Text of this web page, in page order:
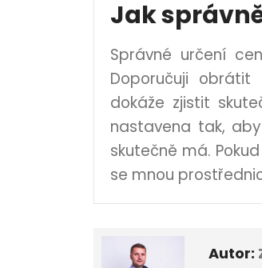
Jak
Správné určení
Doporučuji
dokáže zjistit
nastavena tak,
skutečně má.
se mnou
Autor: